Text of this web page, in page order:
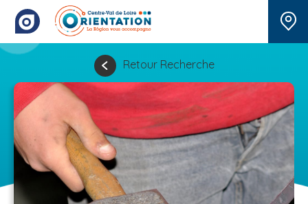
Retour Recherche